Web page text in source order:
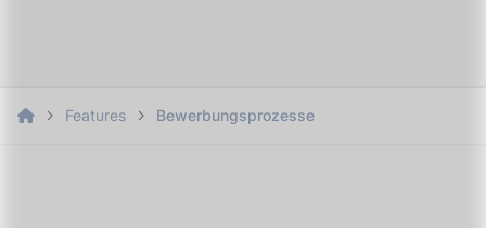
Features Bewerbungsprozesse